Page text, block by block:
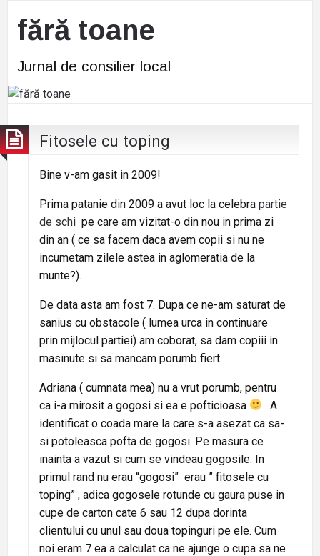
fără toane
Jurnal de consilier local
Fitosele cu toping
Bine v-am gasit in 2009!
Prima patanie din 2009 a avut loc la celebra partie
de schi pe care am vizitat-o din nou in prima zi
din an ( ce sa facem daca avem copii si nu ne
incumetam zilele astea in aglomeratia de la
munte?).
De data asta am fost 7. Dupa ce ne-am saturat de
sanius cu obstacole ( lumea urca in continuare
prin mijlocul partiei) am coborat, sa dam copiii in
masinute si sa mancam porumb fiert.
Adriana ( cumnata mea) nu a vrut porumb, pentru
ca i-a mirosit a gogosi si ea e pofticioasa
. A
identificat o coada mare la care s-a asezat ca sa-
si potoleasca pofta de gogosi. Pe masura ce
inainta a vazut si cum se vindeau gogosile. In
primul rand nu erau “gogosi” erau ” fitosele cu
toping” , adica gogosele rotunde cu gaura puse in
cupe de carton cate 6 sau 12 dupa dorinta
clientului cu unul sau doua topinguri pe ele. Cum
noi eram 7 ea a calculat ca ne ajunge o cupa sa ne